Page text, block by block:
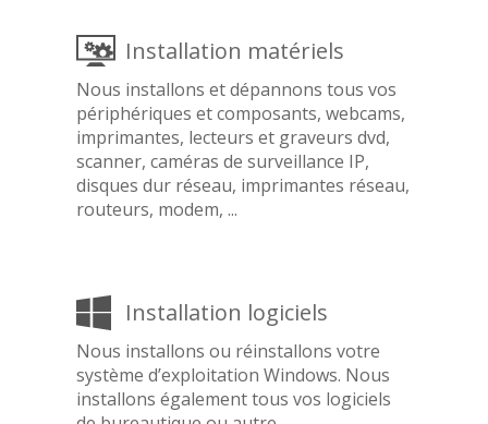
Installation matériels
Nous installons et dépannons tous vos
périphériques et composants, webcams,
imprimantes, lecteurs et graveurs dvd,
scanner, caméras de surveillance IP,
disques dur réseau, imprimantes réseau,
routeurs, modem, ...
Installation logiciels
Nous installons ou réinstallons votre
système d’exploitation Windows. Nous
installons également tous vos logiciels